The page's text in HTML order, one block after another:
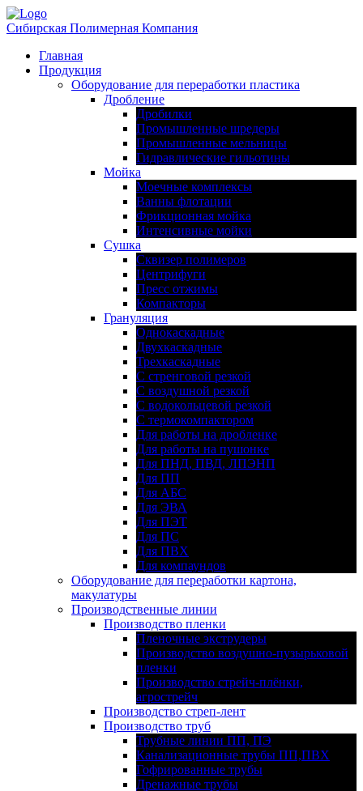
Сибирская Полимерная Компания
Главная
Продукция
Оборудование для переработки пластика
Дробление
Дробилки
Промышленные шредеры
Промышленные мельницы
Гидравлические гильотины
Мойка
Моечные комплексы
Ванны флотации
Фрикционная мойка
Интенсивные мойки
Сушка
Сквизер полимеров
Центрифуги
Пресс отжимы
Компакторы
Грануляция
Однокаскадные
Двухкаскадные
Трехкаскадные
С стренговой резкой
С воздушной резкой
С водокольцевой резкой
С термокомпактором
Для работы на дробленке
Для работы на пушонке
Для ПНД, ПВД, ЛПЭНП
Для ПП
Для АБС
Для ЭВА
Для ПЭТ
Для ПС
Для ПВХ
Для компаундов
Оборудование для переработки картона,
макулатуры
Производственные линии
Производство пленки
Пленочные экструдеры
Производство воздушно-пузырьковой
пленки
Производство стрейч-плёнки,
агрострейч
Производство стреп-лент
Производство труб
Трубные линии ПП, ПЭ
Канализационные трубы ПП,ПВХ
Гофрированные трубы
Дренажные трубы